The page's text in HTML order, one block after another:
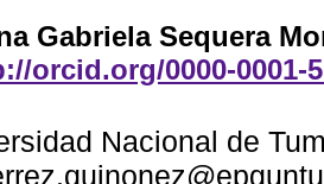
Gabriela Sequera
orcid.org/0000-0001-
Nacional de